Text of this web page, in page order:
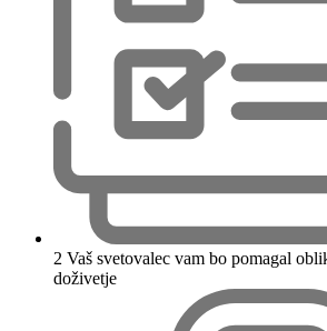
2 Vaš svetovalec vam bo pomagal
doživetje